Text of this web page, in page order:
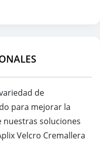
de
para mejorar la
soluciones
Velcro Cremallera